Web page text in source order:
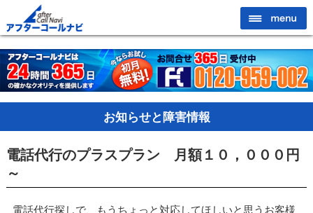
お知らせと障害情報
電話代行のプラスプラン 月額１０，０００円
～
電話代行探しで、もうちょっと対応してほしいと思うお客様